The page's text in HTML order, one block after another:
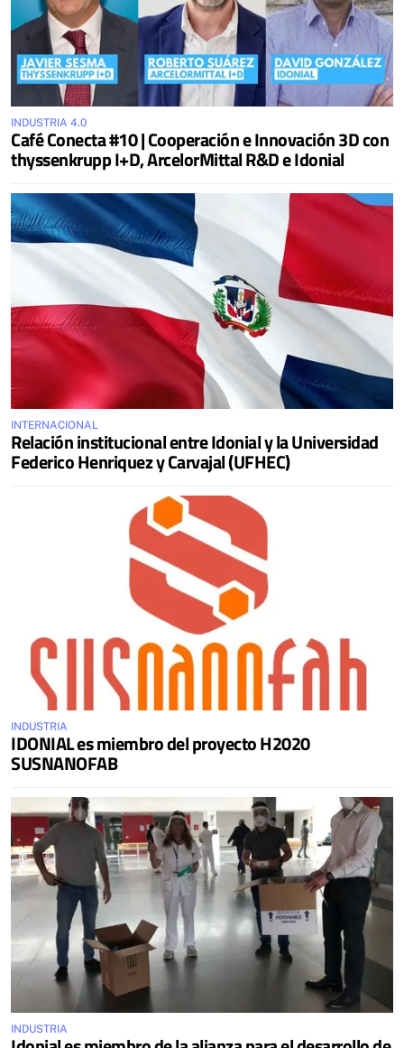
INDUSTRIA 4.0
Café Conecta #10 | Cooperación e Innovación 3D con
thyssenkrupp I+D, ArcelorMittal R&D e Idonial
INTERNACIONAL
Relación institucional entre Idonial y la Universidad
Federico Henriquez y Carvajal (UFHEC)
INDUSTRIA
IDONIAL es miembro del proyecto H2020
SUSNANOFAB
INDUSTRIA